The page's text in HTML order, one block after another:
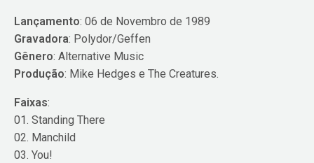
Lançamento: 06 de Novembro de 1989
Gravadora: Polydor/Geffen
Gênero: Alternative Music
Produção: Mike Hedges e The Creatures.
Faixas:
01. Standing There
02. Manchild
03. You!